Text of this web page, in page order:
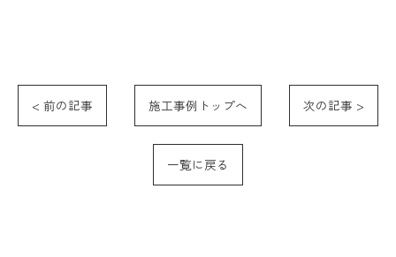
< 前の記事 施工事例トップへ 次の記事 >
一覧に戻る